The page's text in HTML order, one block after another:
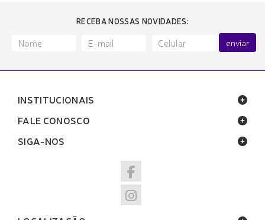
RECEBA NOSSAS NOVIDADES:
enviar
INSTITUCIONAIS
FALE CONOSCO
SIGA-NOS